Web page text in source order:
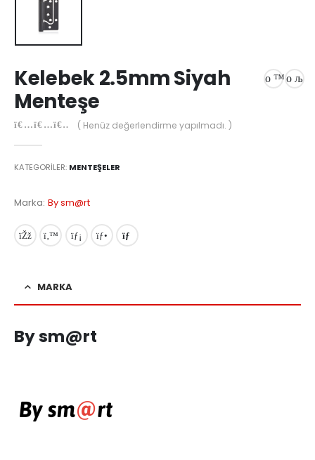
Kelebek 2.5mm Siyah
Menteşe
( Henüz değerlendirme yapılmadı. )
KATEGORILER: MENTEŞELER
Marka: By sm@rt
MARKA
By sm@rt